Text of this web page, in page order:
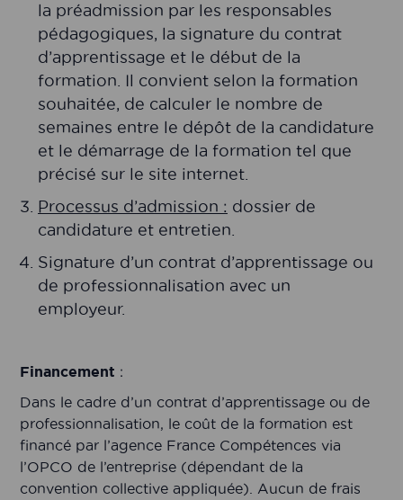
la préadmission par les responsables
pédagogiques, la signature du contrat
d’apprentissage et le début de la
formation. Il convient selon la formation
souhaitée, de calculer le nombre de
semaines entre le dépôt de la candidature
et le démarrage de la formation tel que
précisé sur le site internet.
Processus d’admission : dossier de
candidature et entretien.
Signature d’un contrat d’apprentissage ou
de professionnalisation avec un
employeur.
Financement :
Dans le cadre d’un contrat d’apprentissage ou de
professionnalisation, le coût de la formation est
financé par l’agence France Compétences via
l’OPCO de l’entreprise (dépendant de la
convention collective appliquée). Aucun de frais